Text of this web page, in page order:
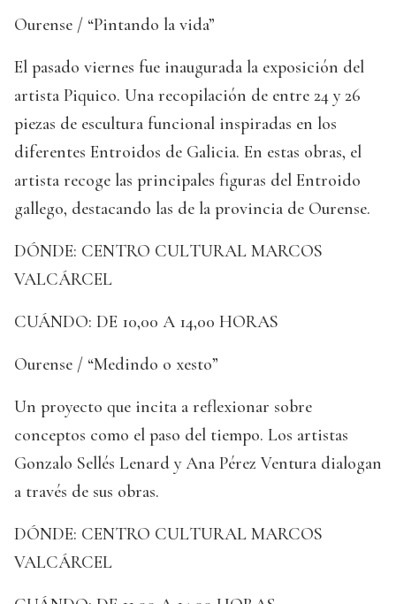
Ourense / “Pintando la vida”
El pasado viernes fue inaugurada la exposición del
artista Piquico. Una recopilación de entre 24 y 26
piezas de escultura funcional inspiradas en los
diferentes Entroidos de Galicia. En estas obras, el
artista recoge las principales figuras del Entroido
gallego, destacando las de la provincia de Ourense.
DÓNDE: CENTRO CULTURAL MARCOS
VALCÁRCEL
CUÁNDO: DE 10,00 A 14,00 HORAS
Ourense / “Medindo o xesto”
Un proyecto que incita a reflexionar sobre
conceptos como el paso del tiempo. Los artistas
Gonzalo Sellés Lenard y Ana Pérez Ventura dialogan
a través de sus obras.
DÓNDE: CENTRO CULTURAL MARCOS
VALCÁRCEL